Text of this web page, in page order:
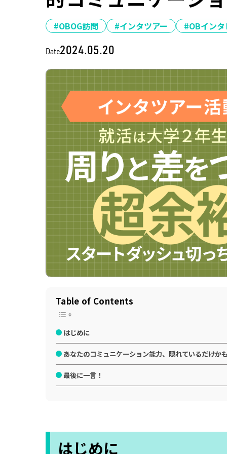
#OBOG訪問 #インタツアー #OBイン
Date2024.05.20
Table of Contents
はじめに
あなたのコミュニケーション能力、隠れているだけか
最後に一言！
はじめに